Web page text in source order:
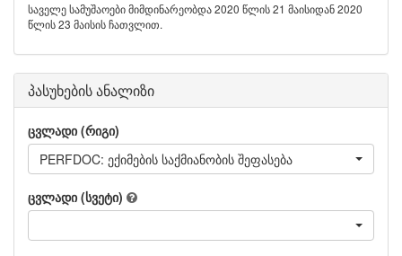
საველე სამუშაოები მიმდინარეობდა 2020 წლის 21 მაისიდან 2020
წლის 23 მაისის ჩათვლით.
პასუხების ანალიზი
ცვლადი (რიგი)
PERFDOC: ექიმების საქმიანობის შეფასება
ცვლადი (სვეტი)